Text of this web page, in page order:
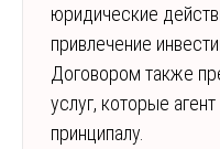
юридические
привлечение
Договором также
услуг, которые
принципалу.